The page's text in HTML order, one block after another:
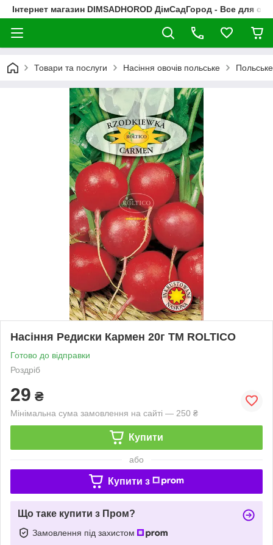
Інтернет магазин DIMSADHOROD ДімСадГород - Все для
Товари та послуги Насіння овочів польське
Насіння Редиски Кармен 20г ТМ ROLTICO
Готово до відправки
Роздріб
29 ₴
Мінімальна сума замовлення на сайті — 250 ₴
Купити
або
Купити з
Що таке купити з Пром?
Замовлення під захистом